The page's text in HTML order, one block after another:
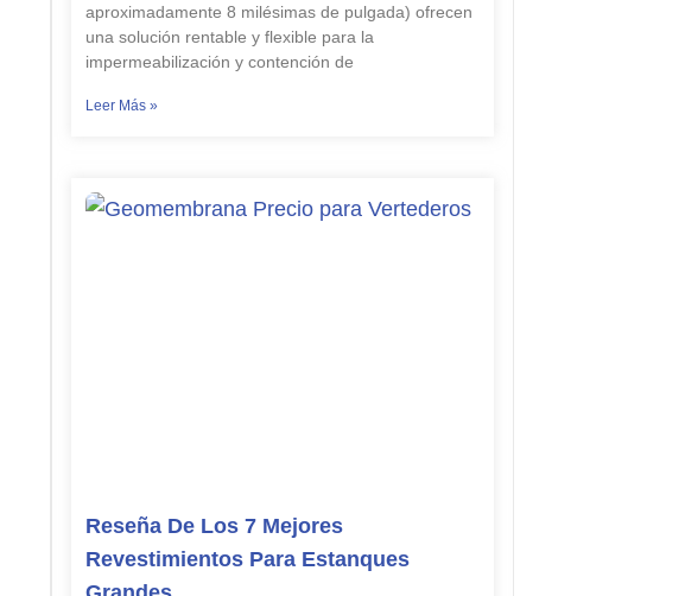
aproximadamente 8 milésimas de pulgada) ofrecen
una solución rentable y flexible para la
impermeabilización y contención de
Leer Más »
Reseña De Los 7 Mejores
Revestimientos Para Estanques